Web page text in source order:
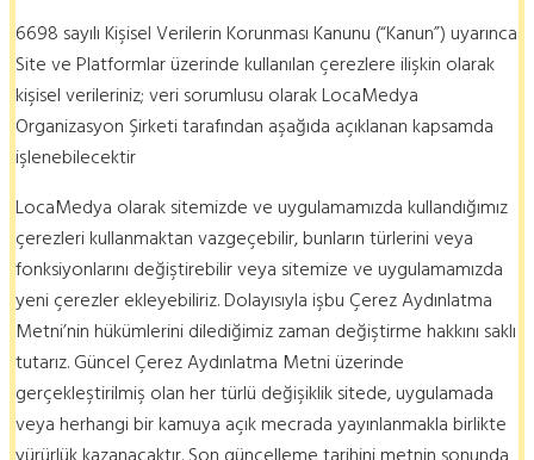
6698 sayılı Kişisel Verilerin Korunması Kanunu (“Kanun”) uyarınca
Site ve Platformlar üzerinde kullanılan çerezlere ilişkin olarak
kişisel verileriniz; veri sorumlusu olarak LocaMedya
Organizasyon Şirketi tarafından aşağıda açıklanan kapsamda
işlenebilecektir
LocaMedya olarak sitemizde ve uygulamamızda kullandığımız
çerezleri kullanmaktan vazgeçebilir, bunların türlerini veya
fonksiyonlarını değiştirebilir veya sitemize ve uygulamamızda
yeni çerezler ekleyebiliriz. Dolayısıyla işbu Çerez Aydınlatma
Metni’nin hükümlerini dilediğimiz zaman değiştirme hakkını saklı
tutarız. Güncel Çerez Aydınlatma Metni üzerinde
gerçekleştirilmiş olan her türlü değişiklik sitede, uygulamada
veya herhangi bir kamuya açık mecrada yayınlanmakla birlikte